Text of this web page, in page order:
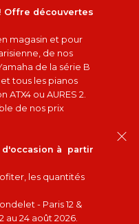
Offre découvertes
magasin et pour
de nos
de la série B
tous les pianos
ou AURES 2.
de nos prix
d'occasion à partir
les quantités
- Paris 12 &
au 24 août 2026.